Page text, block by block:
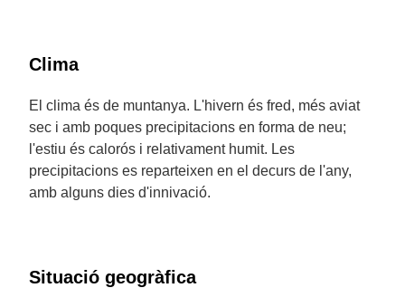
Clima
El clima és de muntanya. L'hivern és fred, més aviat
sec i amb poques precipitacions en forma de neu;
l'estiu és calorós i relativament humit. Les
precipitacions es reparteixen en el decurs de l'any,
amb alguns dies d'innivació.
Situació geogràfica